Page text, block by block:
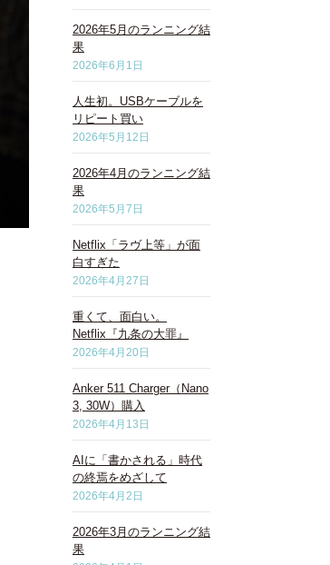
2026年5月のランニング結
果
2026年6月1日
人生初。USBケーブルを
リピート買い
2026年5月12日
2026年4月のランニング結
果
2026年5月7日
Netflix「ラヴ上等」が面
白すぎた
2026年4月27日
重くて、面白い。
Netflix『九条の大罪』
2026年4月20日
Anker 511 Charger（Nano
3, 30W）購入
2026年4月13日
AIに「書かされる」時代
の終焉をめざして
2026年4月2日
2026年3月のランニング結
果